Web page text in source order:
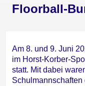
Floorball-
Am 8. und 9. Juni
im Horst-Korber-
statt. Mit dabei